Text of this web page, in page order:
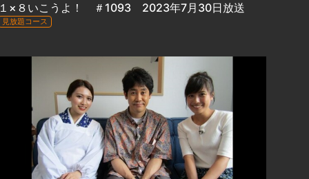
１×８いこうよ！ ＃1093 2023年7月30日放送
見放題コース